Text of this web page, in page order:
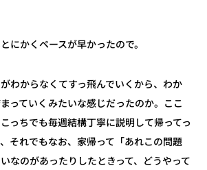
にかくペースが早かったので。
わからなくてすっ飛んでいくから、わか
っていくみたいな感じだったのか。ここ
っちでも毎週結構丁寧に説明して帰ってっ
それでもなお、家帰って「あれこの問題
なのがあったりしたときって、どうやって